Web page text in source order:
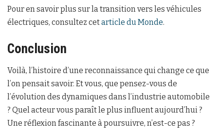
Pour en savoir plus sur la transition vers les véhicules
électriques, consultez cetarticle du Monde.
Conclusion
Voilà, l’histoire d’une reconnaissance qui change ce que
l’on pensait savoir. Et vous, que pensez-vous de
l’évolution des dynamiques dans l’industrie automobile
? Quel acteur vous paraît le plus influent aujourd’hui ?
Une réflexion fascinante à poursuivre, n’est-ce pas ?